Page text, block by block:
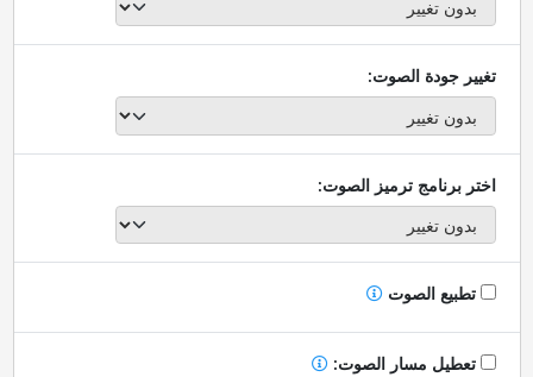
تغيير جودة الصوت:
اختر برنامج ترميز الصوت:
تطبيع الصوت
تعطيل مسار الصوت: